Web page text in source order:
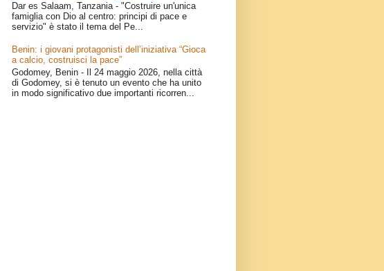
Dar es Salaam, Tanzania - "Costruire un'unica
famiglia con Dio al centro: principi di pace e
servizio" è stato il tema del Pe...
Benin: i giovani protagonisti dell’iniziativa “Gioca
a calcio, costruisci la pace”
Godomey, Benin - Il 24 maggio 2026, nella città
di Godomey, si è tenuto un evento che ha unito
in modo significativo due importanti ricorren...